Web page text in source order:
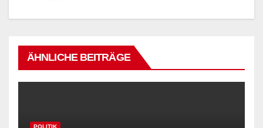
ÄHNLICHE BEITRÄGE